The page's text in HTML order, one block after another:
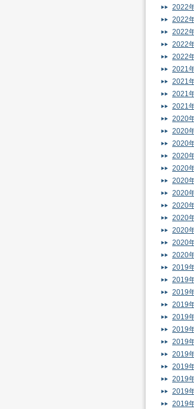
2022
2022
2022
2022
2022
2021
2021
2021
2021
2020
2020
2020
2020
2020
2020
2020
2020
2020
2020
2020
2020
2019
2019
2019
2019
2019
2019
2019
2019
2019
2019
2019
2019